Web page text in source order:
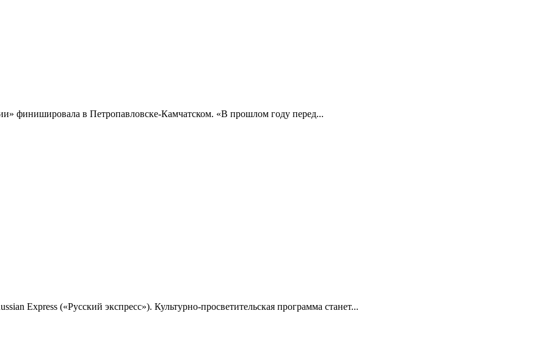
финишировала в Петропавловске-Камчатском. «В прошлом году перед...
Express («Русский экспресс»). Культурно-просветительская программа станет...